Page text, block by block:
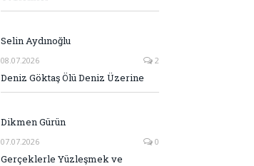
Selin Aydınoğlu
08.07.2026 2
Deniz Göktaş Ölü Deniz Üzerine
Dikmen Gürün
07.07.2026 0
Gerçeklerle Yüzleşmek ve